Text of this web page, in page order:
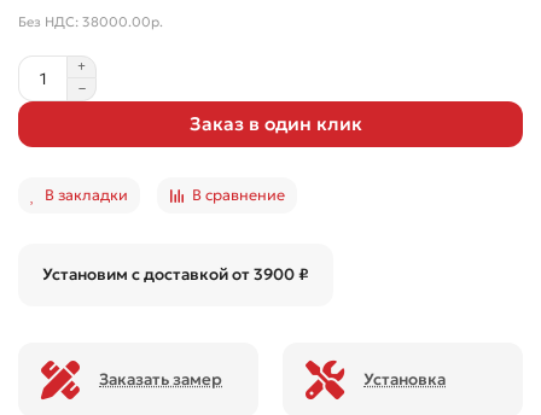
Без НДС: 38000.00р.
Заказ в один клик
В закладки В сравнение
Установим с доставкой от 3900 ₽
Заказать замер Установка